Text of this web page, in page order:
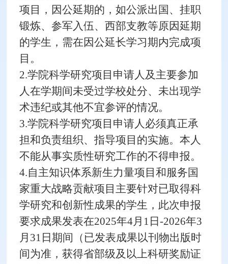
项目，因公延期的，如公派出国、挂职
锻炼、参军入伍、西部支教等原因延期
的学生，需在因公延长学习期内完成项
目。
2.学院科学研究项目申请人及主要参加
人在学期间未受过学校处分、未出现学
术违纪或其他不宜参评的情况。
3.学院科学研究项目申请人必须真正承
担和负责组织、指导项目的实施。本人
不能从事实质性研究工作的不得申报。
4.自主知识体系新生力量项目和服务国
家重大战略贡献项目主要针对已取得科
学研究和创新性成果的学生，此次申报
要求成果发表在2025年4月1日-2026年3
月31日期间（已发表成果以刊物出版时
间为准，获得省部级及以上科研奖励证